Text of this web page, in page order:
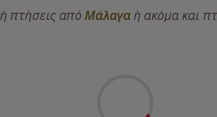
ή πτήσεις από Μάλαγα ή ακόμα και